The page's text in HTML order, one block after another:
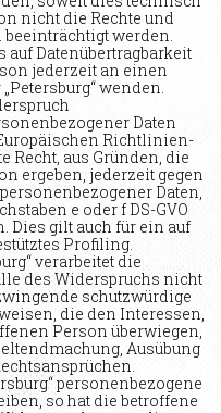
nicht die Rechte und
werden.
auf Datenübertragbarkeit
jederzeit an einen
wenden.
Daten
Richtlinien-
Recht, aus Gründen, die
ergeben, jederzeit gegen
Daten,
e oder f DS-GVO
Dies gilt auch für ein auf
Profiling.
verarbeitet die
des Widerspruchs nicht
schutzwürdige
die den Interessen,
Person überwiegen,
Ausübung
personenbezogene
so hat die betroffene